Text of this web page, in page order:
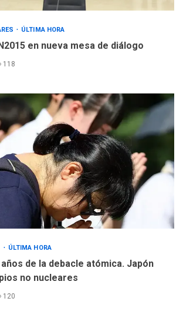
ÚLTIMA HORA
en nueva mesa de diálogo
118
ÚLTIMA HORA
de la debacle atómica. Japón
no nucleares
120